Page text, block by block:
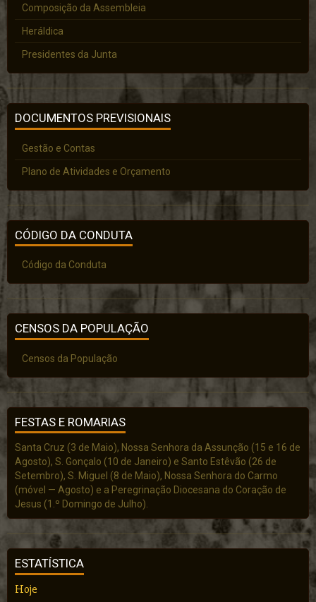
Composição da Assembleia
Heráldica
Presidentes da Junta
DOCUMENTOS PREVISIONAIS
Gestão e Contas
Plano de Atividades e Orçamento
CÓDIGO DA CONDUTA
Código da Conduta
CENSOS DA POPULAÇÃO
Censos da População
FESTAS E ROMARIAS
Santa Cruz (3 de Maio), Nossa Senhora da Assunção (15 e 16 de
Agosto), S. Gonçalo (10 de Janeiro) e Santo Estêvão (26 de
Setembro), S. Miguel (8 de Maio), Nossa Senhora do Carmo
(móvel — Agosto) e a Peregrinação Diocesana do Coração de
Jesus (1.º Domingo de Julho).
ESTATÍSTICA
Hoje